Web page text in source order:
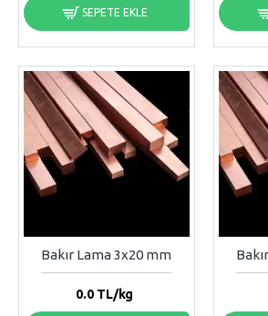
SEPETE EKLE
Bakır Lama 3x20 mm
0.0TL/kg